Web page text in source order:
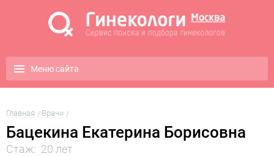
Меню сайта
Главная Врачи
Бацекина Екатерина Борисовна
Стаж: 20 лет